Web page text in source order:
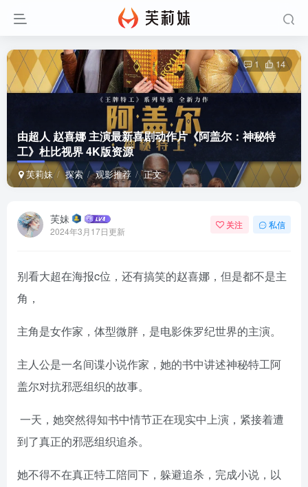
由超人 赵喜娜 主演最新喜剧动作片《阿盖尔：神秘特
工》杜比视界 4K版资源
芙莉妹 探索 观影推荐 正文
1 14
芙妹
2024年3月17日更新
关注 私信
别看大超在海报c位，还有搞笑的赵喜娜，但是都不是主
角，
主角是女作家，体型微胖，是电影侏罗纪世界的主演。
主人公是一名间谍小说作家，她的书中讲述神秘特工阿
盖尔对抗邪恶组织的故事。
一天，她突然得知书中情节正在现实中上演，紧接着遭
到了真正的邪恶组织追杀。
她不得不在真正特工陪同下，躲避追杀，完成小说，以